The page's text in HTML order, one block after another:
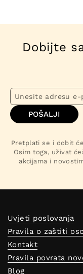
Dobijte
POŠALJI
Pretplati se i dobit
Osim toga, uživat
akcijama i
Uvjeti poslovanja
Pravila o zaštiti
Kontakt
Pravila povrata
Blog